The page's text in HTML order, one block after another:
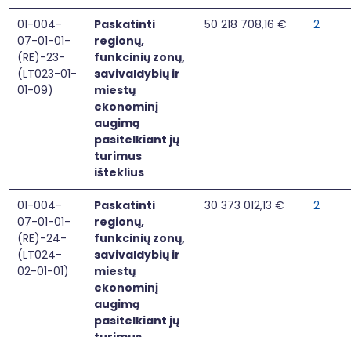
01-004-
07-01-01-
(RE)-23-
(LT023-01-
01-09)
Paskatinti
regionų,
funkcinių zonų,
savivaldybių ir
miestų
ekonominį
augimą
pasitelkiant jų
turimus
išteklius
50 218 708,16 € 2
01-004-
07-01-01-
(RE)-24-
(LT024-
02-01-01)
Paskatinti
regionų,
funkcinių zonų,
savivaldybių ir
miestų
ekonominį
augimą
pasitelkiant jų
30 373 012,13 € 2